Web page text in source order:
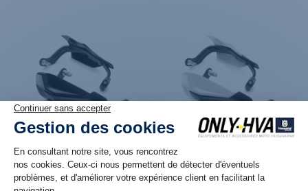
Produit en stock. Livraison 48H
Kit de protège main
plastique FERMÉ Noir pour
Husqvarna FC/TC et FE/TE
Kit de protège main
plastique FERMÉ Blanc pour